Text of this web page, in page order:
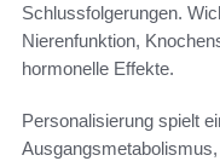
Schlussfolgerungen.
Nierenfunktion,
hormonelle Effekte.
Personalisierung spielt